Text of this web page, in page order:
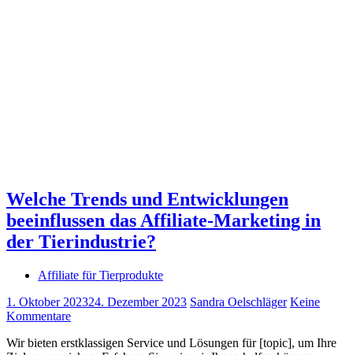
Welche Trends und Entwicklungen
beeinflussen das Affiliate-Marketing in
der Tierindustrie?
Affiliate für Tierprodukte
1. Oktober 202324. Dezember 2023 Sandra Oelschläger Keine
Kommentare
Wir bieten erstklassigen Service und Lösungen für [topic], um Ihre